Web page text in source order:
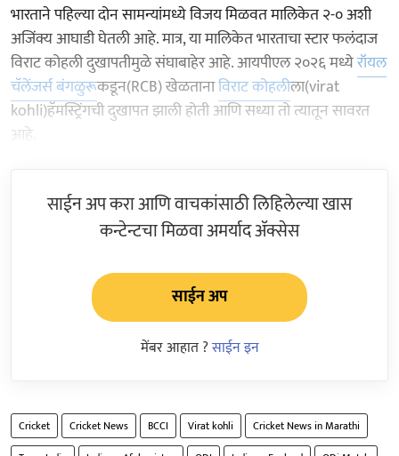
भारताने पहिल्या दोन सामन्यांमध्ये विजय मिळवत मालिकेत २-० अशी
अजिंक्य आघाडी घेतली आहे. मात्र, या मालिकेत भारताचा स्टार फलंदाज
विराट कोहली दुखापतीमुळे संघाबाहेर आहे. आयपीएल २०२६ मध्येरॉयल
चॅलेंजर्स बंगळुरूकडून(RCB) खेळतानाविराट कोहलीला(virat
kohli)हॅमस्ट्रिंगची दुखापत झाली होती आणि सध्या तो त्यातून सावरत
आहे.
साईन अप करा आणि वाचकांसाठी लिहिलेल्या खास
कन्टेन्टचा मिळवा अमर्याद ॲक्सेस
साईन अप
मेंबर आहात ?साईन इन
Cricket Cricket News BCCI Virat kohli
Cricket News in Marathi